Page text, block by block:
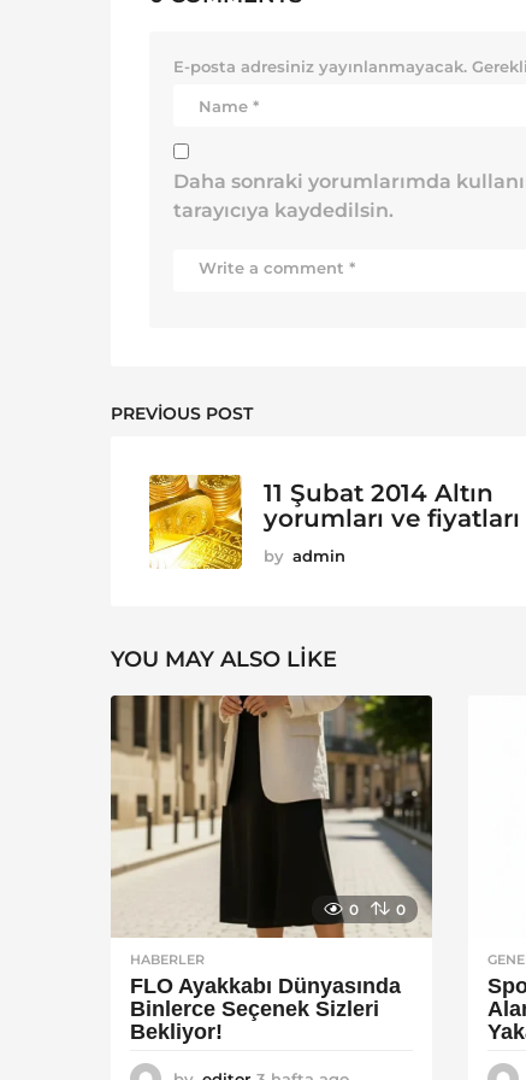
E-posta adresiniz yayınlanmayacak.
Daha sonraki yorumlarımda
tarayıcıya kaydedilsin.
PREVIOUS POST
11 Şubat 2014 Altın
yorumları ve fiyatları
by admin
YOU MAY ALSO LIKE
0 0
HABERLER
FLO Ayakkabı Dünyasında
Binlerce Seçenek Sizleri
Bekliyor!